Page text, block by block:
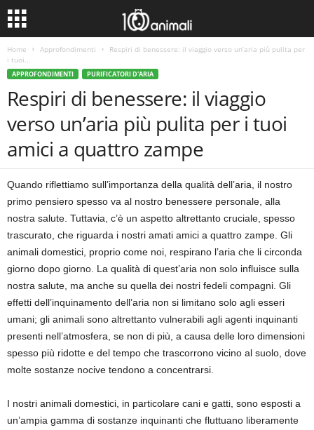
Home Approfondimenti
Respiri di benessere: il viaggio verso un’aria più pulita per
i tuoi...
APPROFONDIMENTI PURIFICATORI D'ARIA
Respiri di benessere: il viaggio
verso un’aria più pulita per i tuoi
amici a quattro zampe
Quando riflettiamo sull’importanza della qualità dell’aria, il nostro
primo pensiero spesso va al nostro benessere personale, alla
nostra salute. Tuttavia, c’è un aspetto altrettanto cruciale, spesso
trascurato, che riguarda i nostri amati amici a quattro zampe. Gli
animali domestici, proprio come noi, respirano l’aria che li circonda
giorno dopo giorno. La qualità di quest’aria non solo influisce sulla
nostra salute, ma anche su quella dei nostri fedeli compagni. Gli
effetti dell’inquinamento dell’aria non si limitano solo agli esseri
umani; gli animali sono altrettanto vulnerabili agli agenti inquinanti
presenti nell’atmosfera, se non di più, a causa delle loro dimensioni
spesso più ridotte e del tempo che trascorrono vicino al suolo, dove
molte sostanze nocive tendono a concentrarsi.
I nostri animali domestici, in particolare cani e gatti, sono esposti a
un’ampia gamma di sostanze inquinanti che fluttuano liberamente